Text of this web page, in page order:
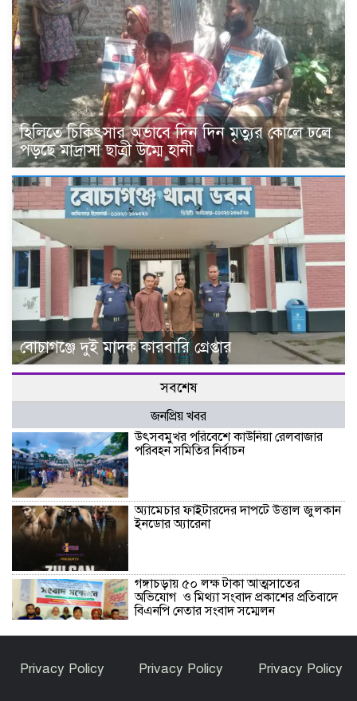
হিলিতে চিকিৎসার অভাবে দিন দিন মৃত্যুর কোলে ঢলে
পড়ছে মাদ্রাসা ছাত্রী উম্মে হানী
বোচাগঞ্জে দুই মাদক কারবারি গ্রেপ্তার
সবশেষ
জনপ্রিয় খবর
উৎসবমুখর পরিবেশে কাউনিয়া রেলবাজার
পরিবহন সমিতির নির্বাচন
অ্যামেচার ফাইটারদের দাপটে উত্তাল জুলকান
ইনডোর অ্যারেনা
গঙ্গাচড়ায় ৫০ লক্ষ টাকা আত্মসাতের
অভিযোগ ও মিথ্যা সংবাদ প্রকাশের প্রতিবাদে
বিএনপি নেতার সংবাদ সম্মেলন
জহুর
Privacy Policy Privacy Policy Privacy Policy